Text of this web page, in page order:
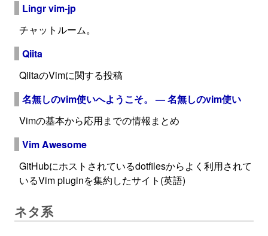
Lingr vim-jp
チャットルーム。
Qiita
QiitaのVimに関する投稿
名無しのvim使いへようこそ。 — 名無しのvim使い
Vimの基本から応用までの情報まとめ
Vim Awesome
GitHubにホストされているdotfilesからよく利用されて
いるVim pluginを集約したサイト(英語)
ネタ系